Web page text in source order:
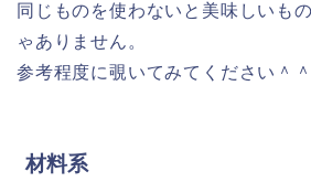
同じものを使わないと美味しいも
ゃありません。
参考程度に覗いてみてください＾＾
材料系